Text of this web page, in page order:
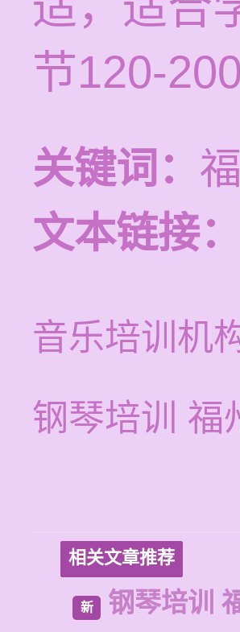
节120-200
关键词：
文本链接：
音乐培训机
钢琴培训 福
相关文章推荐
新 钢琴培训